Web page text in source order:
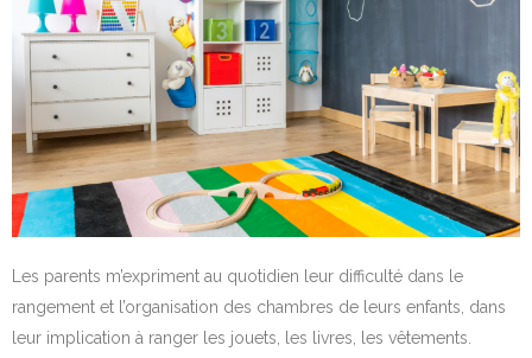
Les parents m’expriment au quotidien leur difficulté dans le
rangement et l’organisation des chambres de leurs enfants, dans
leur implication à ranger les jouets, les livres, les vêtements.